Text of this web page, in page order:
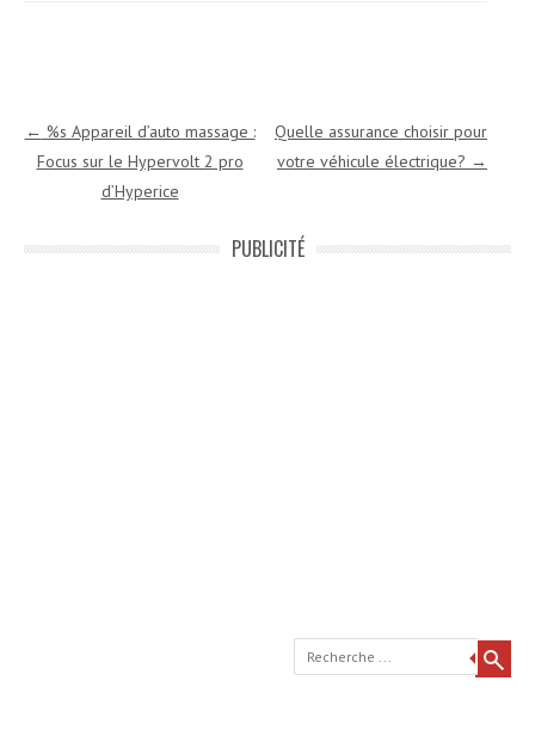
Navigation des articles
← %s Appareil d’auto massage :
Focus sur le Hypervolt 2 pro
d’Hyperice
Quelle assurance choisir pour
votre véhicule électrique? →
PUBLICITÉ
Recherche